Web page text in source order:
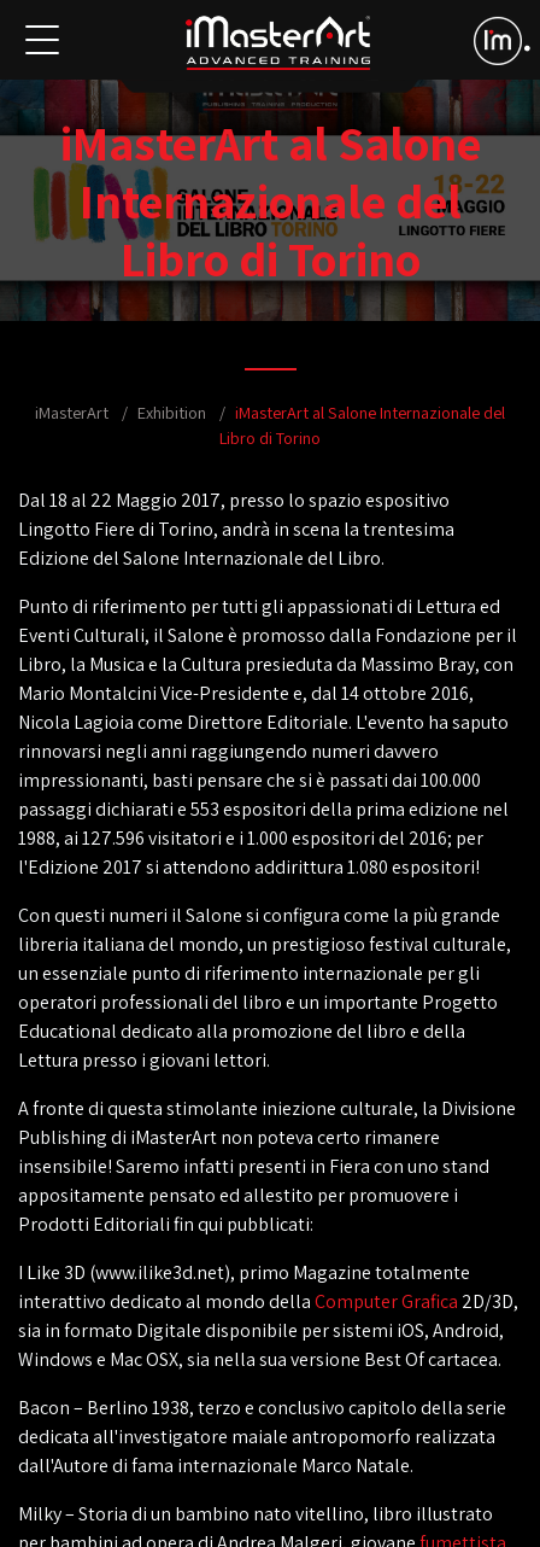
iMasterArt al Salone
Internazionale del
Libro di Torino
iMasterArt Exhibition
iMasterArt al Salone Internazionale del
Libro di Torino
Dal 18 al 22 Maggio 2017, presso lo spazio espositivo
Lingotto Fiere di Torino, andrà in scena la trentesima
Edizione del Salone Internazionale del Libro.
Punto di riferimento per tutti gli appassionati di Lettura ed
Eventi Culturali, il Salone è promosso dalla Fondazione per il
Libro, la Musica e la Cultura presieduta da Massimo Bray, con
Mario Montalcini Vice-Presidente e, dal 14 ottobre 2016,
Nicola Lagioia come Direttore Editoriale. L'evento ha saputo
rinnovarsi negli anni raggiungendo numeri davvero
impressionanti, basti pensare che si è passati dai 100.000
passaggi dichiarati e 553 espositori della prima edizione nel
1988, ai 127.596 visitatori e i 1.000 espositori del 2016; per
l'Edizione 2017 si attendono addirittura 1.080 espositori!
Con questi numeri il Salone si configura come la più grande
libreria italiana del mondo, un prestigioso festival culturale,
un essenziale punto di riferimento internazionale per gli
operatori professionali del libro e un importante Progetto
Educational dedicato alla promozione del libro e della
Lettura presso i giovani lettori.
A fronte di questa stimolante iniezione culturale, la Divisione
Publishing di iMasterArt non poteva certo rimanere
insensibile! Saremo infatti presenti in Fiera con uno stand
appositamente pensato ed allestito per promuovere i
Prodotti Editoriali fin qui pubblicati:
I Like 3D (www.ilike3d.net), primo Magazine totalmente
interattivo dedicato al mondo dellaComputer Grafica 2D/3D,
sia in formato Digitale disponibile per sistemi iOS, Android,
Windows e Mac OSX, sia nella sua versione Best Of cartacea.
Bacon – Berlino 1938, terzo e conclusivo capitolo della serie
dedicata all'investigatore maiale antropomorfo realizzata
dall'Autore di fama internazionale Marco Natale.
Milky – Storia di un bambino nato vitellino, libro illustrato